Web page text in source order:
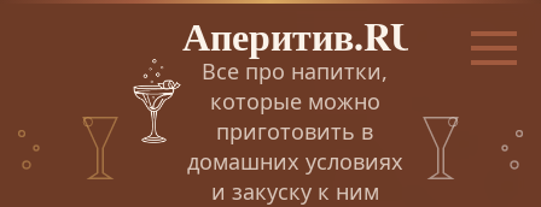
Перейти
Аперитив.RU
Все про напитки,
которые можно
приготовить в
домашних условиях
и закуску к ним